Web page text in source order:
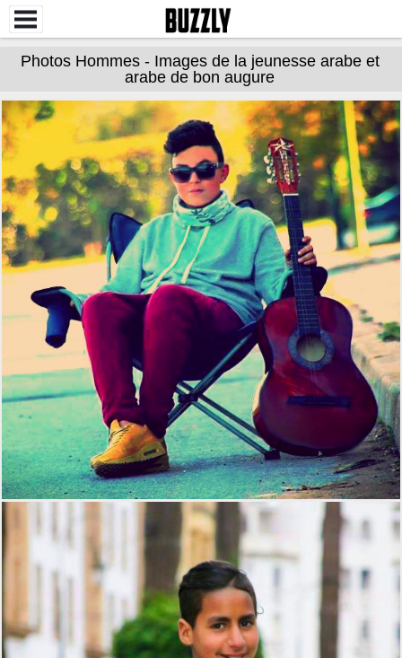
Photos Hommes - Images de la jeunesse arabe et
arabe de bon augure